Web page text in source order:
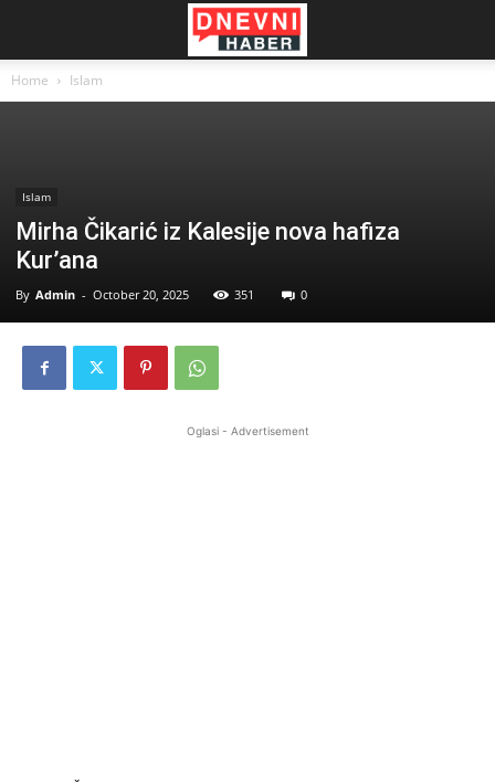
Home Islam
Islam
Mirha Čikarić iz Kalesije nova hafiza
Kur’ana
By Admin - October 20, 2025 351 0
Oglasi - Advertisement